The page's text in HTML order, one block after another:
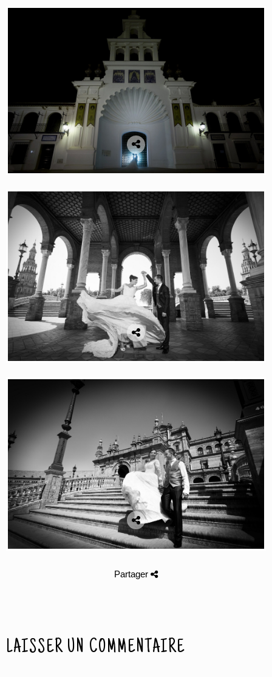
Partager
LAISSER UN COMMENTAIRE